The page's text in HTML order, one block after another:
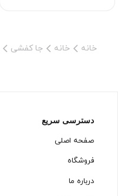
خانه خانه جا کفشی
دسترسی سریع
صفحه اصلی
فروشگاه
درباره ما